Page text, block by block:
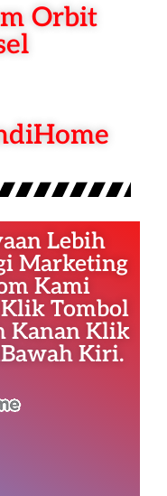
Orbit
Lebih
Marketing
Kami
Tombol
Kanan Klik
Kiri.